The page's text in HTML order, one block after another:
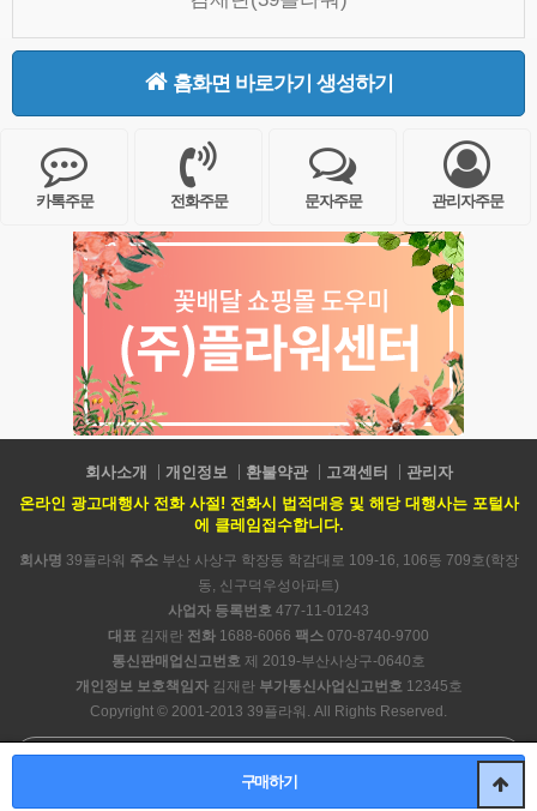
구매하기
홈화면 바로가기 생성하기
카톡주문 전화주문 문자주문 관리자주문
회사소개 개인정보 환불약관 고객센터
관리자
온라인 광고대행사 전화 사절! 전화시 법적대응 및 해당 대행사는 포털사
에 클레임접수합니다.
회사명 39플라워 주소부산 사상구 학장동 학감대로 109-16, 106동 709호(학장
동, 신구덕우성아파트)
사업자 등록번호 477-11-01243
대표 김재란 전화 1688-6066 팩스 070-8740-9700
통신판매업신고번호 제 2019-부산사상구-0640호
개인정보 보호책임자김재란 부가통신사업신고번호12345호
Copyright © 2001-2013 39플라워. All Rights Reserved.
PC 버전